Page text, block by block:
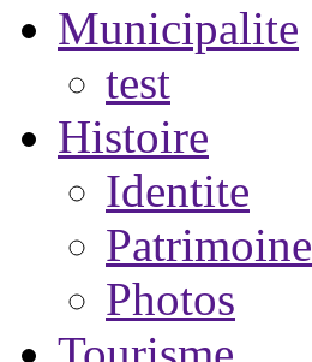
Municipalite
test
Histoire
Identite
Patrimoine
Photos